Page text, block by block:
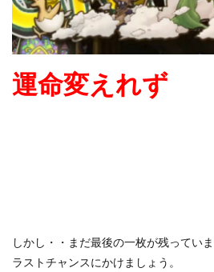
運命変えれず
しかし・・まだ最後の一枚が残っていま
ラストチャンスにかけましょう。